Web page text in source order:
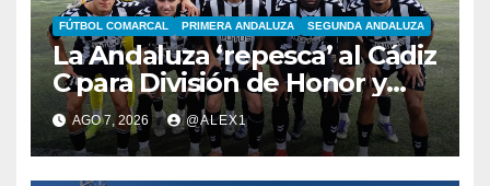
FÚTBOL COMARCAL PRIMERA ANDALUZA SEGUNDA ANDALUZA
La Andaluza ‘repesca’ al Cádiz
C para División de Honor y
ofrece su plaza en Primera al
filial de la RB Linense
AGO 7, 2026 @ALEX1